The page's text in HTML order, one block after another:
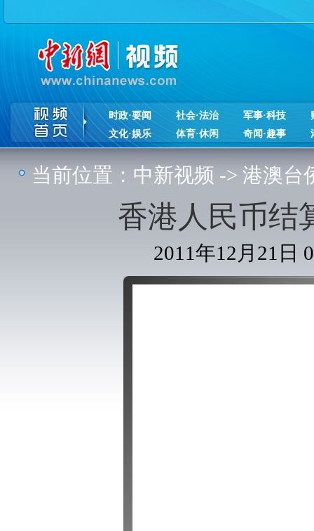
时政·要闻 社会·法治 军事·科技
文化·娱乐
体育·休闲 奇闻·趣事
当前位置： 中新视频 -> 港澳台
香港人民币结
2011年12月21